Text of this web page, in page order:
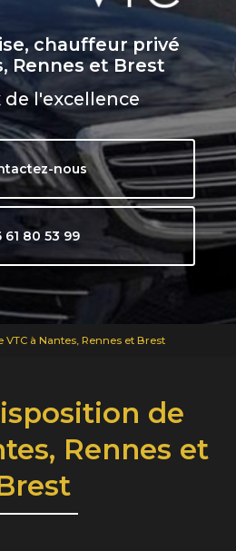
chauffeur privé
Rennes et Brest
de l'excellence
nous
61 80 53 99
VTC à Nantes, Rennes et Brest
de
Rennes et